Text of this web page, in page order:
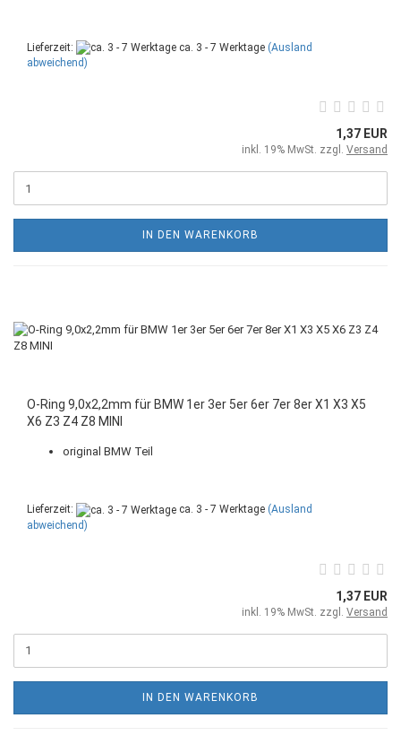
Lieferzeit: ca. 3 - 7 Werktage (Ausland
abweichend)
1,37 EUR
inkl. 19% MwSt. zzgl. Versand
IN DEN WARENKORB
O-Ring 9,0x2,2mm für BMW 1er 3er 5er 6er 7er 8er X1 X3 X5
X6 Z3 Z4 Z8 MINI
original BMW Teil
Lieferzeit: ca. 3 - 7 Werktage (Ausland
abweichend)
1,37 EUR
inkl. 19% MwSt. zzgl. Versand
IN DEN WARENKORB